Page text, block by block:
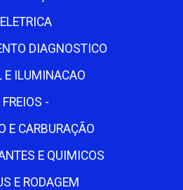
ELETRICA
DIAGNOSTICO
E ILUMINACAO
FREIOS -
E CARBURAÇÃO
E QUIMICOS
E RODAGEM